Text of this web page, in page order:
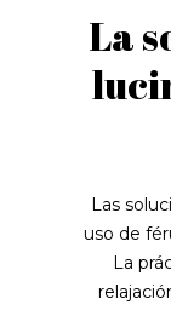
La
Las
uso de
La